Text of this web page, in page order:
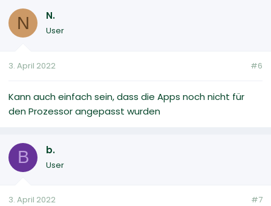
N N.
User
3. April 2022 #6
Kann auch einfach sein, dass die Apps noch nicht für
den Prozessor angepasst wurden
B b.
User
3. April 2022 #7